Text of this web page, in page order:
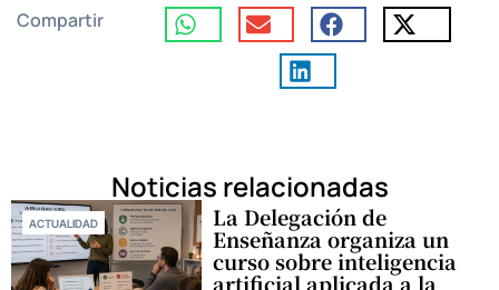
Compartir
Noticias relacionadas
ACTUALIDAD La Delegación de
Enseñanza organiza un
curso sobre inteligencia
artificial aplicada a la